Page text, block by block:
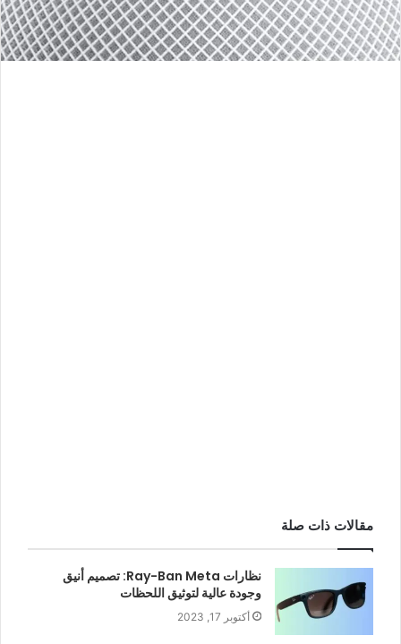
مقالات ذات صلة
نظارات Ray-Ban Meta: تصميم أنيق
وجودة عالية لتوثيق اللحظات
أكتوبر 17, 2023